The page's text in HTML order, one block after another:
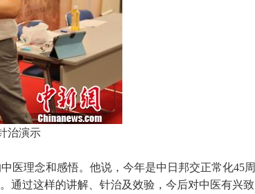
治演示
医理念和感悟。他说，今年是中日邦交正常化45周
通过这样的讲解、针治及效验，今后对中医有兴致